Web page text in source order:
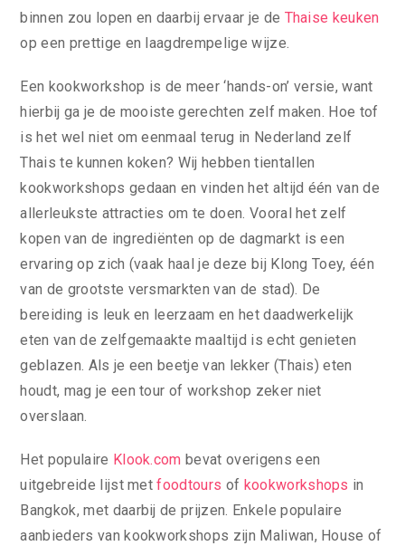
binnen zou lopen en daarbij ervaar je de Thaise keuken
op een prettige en laagdrempelige wijze.
Een kookworkshop is de meer ‘hands-on’ versie, want
hierbij ga je de mooiste gerechten zelf maken. Hoe tof
is het wel niet om eenmaal terug in Nederland zelf
Thais te kunnen koken? Wij hebben tientallen
kookworkshops gedaan en vinden het altijd één van de
allerleukste attracties om te doen. Vooral het zelf
kopen van de ingrediënten op de dagmarkt is een
ervaring op zich (vaak haal je deze bij Klong Toey, één
van de grootste versmarkten van de stad). De
bereiding is leuk en leerzaam en het daadwerkelijk
eten van de zelfgemaakte maaltijd is echt genieten
geblazen. Als je een beetje van lekker (Thais) eten
houdt, mag je een tour of workshop zeker niet
overslaan.
Het populaire Klook.com bevat overigens een
uitgebreide lijst metfoodtours of kookworkshops in
Bangkok, met daarbij de prijzen. Enkele populaire
aanbieders van kookworkshops zijn Maliwan, House of